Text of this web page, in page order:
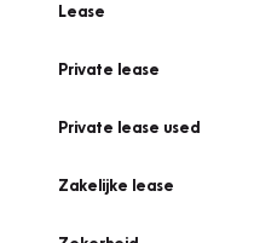
Lease
Private lease
Private lease used
Zakelijke lease